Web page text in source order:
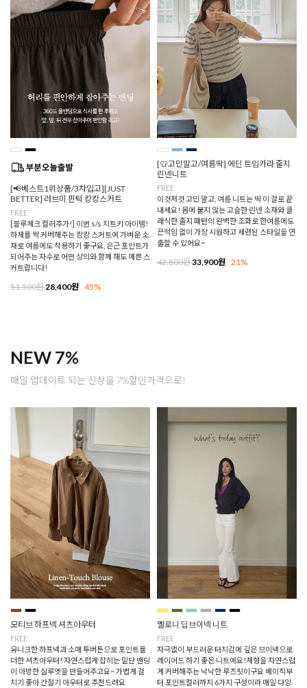
[📢베스트1위상품/3차입고][JUST
BETTER] 러브미 핀턱 캉캉스커트
FREE
[블루체크 컬러추가!] 이번 s/s 치트키 아이템!
하체를 싹 커버해주는 캉캉 스커트에 가벼운 소
재로 여름에도 착용하기 좋구요, 은근 포인트가
되어주는 자수로 어떤 상의와 함께 해도 예쁜 스
커트랍니다!
51,500원28,400원 45%
[👕고민말고/여름딱] 에딘 트임카라 줄지
린넨니트
FREE
이것저것 고민 말고, 여름 니트는 딱 이 걸로 끝
내세요! 몸에 붙지 않는 고슬한 린넨 소재와 클
래식한 줄지 패턴의 완벽한 조화로 한여름에도
끈적임 없이 가장 시원하고 세련된 스타일을 연
출할 수 있어요~
42,800원33,900원 21%
NEW 7%
매일 업데이트 되는 신상을 7%할인가격으로!
모티브 하프넥 셔츠아우터
FREE
유니크한 하프넥과 소매 투버튼으로 포인트를
더한 셔츠아우터! 자연스럽게 잡히는 밑단 밴딩
이 아방한 실루엣을 만들어주고요~ 가볍게 걸
치기 좋아 간절기 아우터로 추천드려요
멜로니 딥브이넥 니트
FREE
자극없이 부드러운 터치감에 깊은 브이넥으로
레이어드 하기 좋은 니트에요!체형을 자연스럽
게 커버해주는 낙낙한 루즈핏이구요 베이직부
터 포인트컬러까지 6가지 구성이라 매일 다양